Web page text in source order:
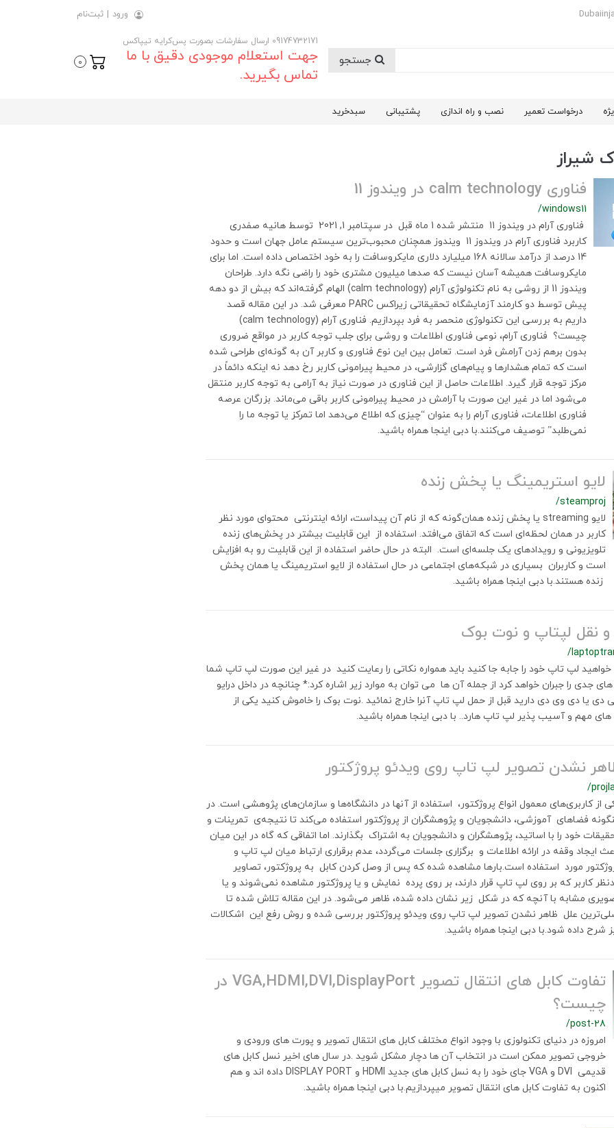
ورود | ثبت‌نام
09174732171 ارسال سفارشات بصورت پس‌کرایه تیپاکس
جهت استعلام موجودی دقیق با ما
تماس بگیرید.
0
درخواست تعمیر نصب و راه اندازی پشتیبانی سبدخرید
شیراز
فناوری calm technology در ویندوز 11
/windows11
فناوری آرام در ویندوز 11 منتشر شده 1 ماه قبل در سپتامبر 1, 2021 توسط هانیه صفدری
کاربرد فناوری آرام در ویندوز 11 ویندوز همچنان محبوب‌ترین سیستم عامل جهان است و حدود
14 درصد از درآمد سالانه 168 میلیارد دلاری مایکروسافت را به خود اختصاص داده است. اما برای
مایکروسافت همیشه آسان نیست که صدها میلیون مشتری خود را راضی نگه دارد. طراحان
ویندوز 11 از روشی به نام تکنولوژی آرام (calm technology) الهام گرفته‌اند که بیش از دو دهه
پیش توسط دو کارمند آزمایشگاه تحقیقاتی زیراکس PARC معرفی شد. در این مقاله قصد
داریم به بررسی این تکنولوژی منحصر به فرد بپردازیم. فناوری آرام (calm technology)
چیست؟ فناوری آرام، نوعی فناوری اطلاعات و روشی برای جلب توجه کاربر در مواقع ضروری
بدون برهم زدن آرامش فرد است. تعامل بین این نوع فناوری و کاربر آن به گونه‌ای طراحی شده
است که تمام هشدارها و پیام‌های گزارشی، در محیط پیرامونی کاربر رخ دهد نه اینکه دائماً در
مرکز توجه قرار گیرد. اطلاعات حاصل از این فناوری در صورت نیاز به آرامی به توجه کاربر منتقل
می‌شود اما در غیر این صورت با آرامش در محیط پیرامونی کاربر باقی می‌ماند. بزرگان عرصه
فناوری اطلاعات، فناوری آرام را به عنوان “چیزی که اطلاع می‌دهد اما تمرکز یا توجه ما را
نمی‌طلبد” توصیف می‌کنند.با دبی اینجا همراه باشید.
لایو استریمینگ یا پخش زنده
/steamproj
لایو streaming یا پخش زنده همان‌گونه که از نام آن پیداست، ارائه اینترنتی محتوای مورد نظر
کاربر در همان لحظه‌ای است که اتفاق می‌افتد. استفاده از این قابلیت بیشتر در پخش‌های زنده
تلویزیونی و رویدادهای یک جلسه‌ای است. البته در حال حاضر استفاده از این قابلیت رو به افزایش
است و کاربران بسیاری در شبکه‌های اجتماعی در حال استفاده از لایو استریمینگ یا همان پخش
زنده هستند.با دبی اینجا همراه باشید.
نقل لپتاپ و نوت بوک
/
لپ تاپ خود را جابه جا کنید باید همواره نکاتی را رعایت کنید در غیر این صورت لپ تاپ شما
جدی را جبران خواهد کرد از جمله آن ها می توان به موارد زیر اشاره کرد:* چنانچه در داخل درایو
یا دی وی دی دارید قبل از حمل لپ تاپ آنرا خارج نمائید .نوت بوک را خاموش کنید یکی از
مهم و آسیب پذیر لپ تاپ هارد.. با دبی اینجا همراه باشید.
نشدن تصویر لپ تاپ روی ویدئو پروژکتور
/
از کاربری‌های معمول انواع پروژکتور، استفاده از آنها در دانشگاه‌ها و سازمان‌های پژوهشی است. در
فضاهای آموزشی، دانشجویان و پژوهشگران از پروژکتور استفاده می‌کند تا نتیجه‌ی تمرینات و
خود را با اساتید، پژوهشگران و دانشجویان به اشتراک بگذارند. اما اتفاقی که گاه در این میان
ایجاد وقفه در ارائه اطلاعات و برگزاری جلسات می‌گردد، عدم برقراری ارتباط میان لپ تاپ و
مورد استفاده است.بارها مشاهده شده که پس از وصل کردن کابل به پروژکتور، تصاویر
کاربر که بر روی لپ تاپ قرار دارند، بر روی پرده نمایش و یا پروژکتور مشاهده نمی‌شوند و یا
مشابه با آنچه که در شکل زیر نشان داده شده، ظاهر می‌شود. در این مقاله تلاش شده تا
علل ظاهر نشدن تصویر لپ تاپ روی ویدئو پروژکتور بررسی شده و روش رفع این اشکالات
شرح داده شود.با دبی اینجا همراه باشید.
تفاوت کابل های انتقال تصویر VGA,HDMI,DVI,DisplayPort در
چیست؟
/post-28
امروزه در دنیای تکنولوزی با وجود انواع مختلف کابل های انتقال تصویر و پورت های ورودی و
خروجی تصویر ممکن است در انتخاب آن ها دچار مشکل شوید .در سال های اخیر نسل کابل های
قدیمی DVI و VGA جای خود را به نسل کابل های جدید HDMI و DISPLAY PORT داده اند و هم
اکنون به تفاوت کابل های انتقال تصویر میپردازیم.با دبی اینجا همراه باشید.